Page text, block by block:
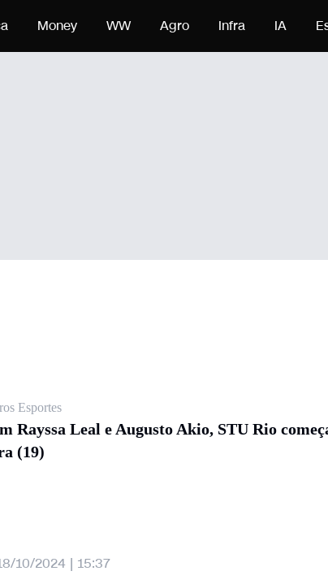
Money WW Agro Infra IA
Esportes
Rayssa Leal e Augusto Akio, STU Rio
(19)
10/2024 | 15:37